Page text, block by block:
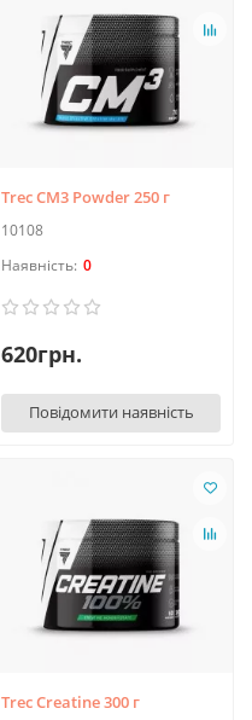
Trec CM3 Powder 250 г
10108
0
620грн.
Повідомити наявність
Trec Creatine 300 г